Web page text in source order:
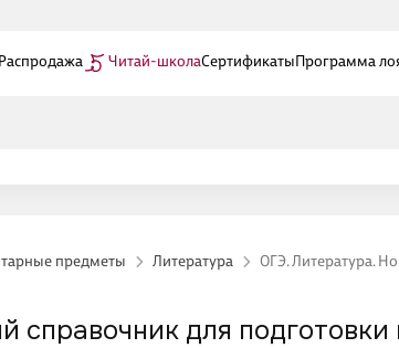
Распродажа Читай-школаСертификатыПрограмма
предметы Литература ОГЭ. Литература.
справочник для подготовки